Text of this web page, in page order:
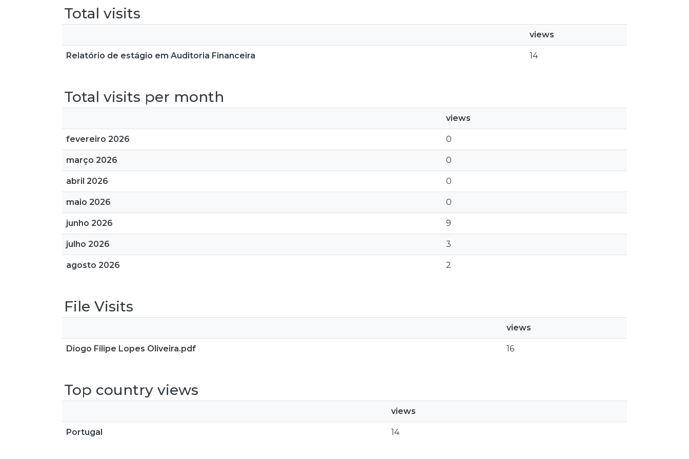
Total visits
views
Relatório de estágio em Auditoria Financeira 14
Total visits per month
views
fevereiro 2026 0
março 2026 0
abril 2026 0
maio 2026 0
junho 2026 9
julho 2026 3
agosto 2026 2
File Visits
views
Diogo Filipe Lopes Oliveira.pdf 16
Top country views
views
Portugal 14